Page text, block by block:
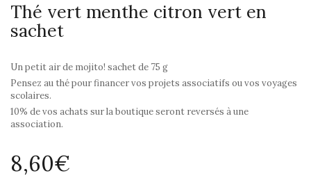
Thé vert menthe citron vert en
sachet
Un petit air de mojito! sachet de 75 g
Pensez au thé pour financer vos projets associatifs ou vos voyages
scolaires.
10% de vos achats sur la boutique seront reversés à une
association.
8,60€